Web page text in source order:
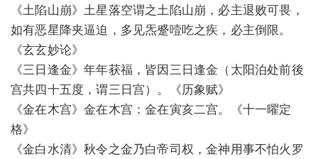
《土陷山崩》土星落空谓之土陷山崩，必主退败可畏，
如有恶星降夹逼迫，多见炁蹙噎吃之疾，必主倒限。
《玄玄妙论》
《三日逢金》年年获福，皆因三日逢金（太阳泊处前後
宫共四十五度，谓三日宫）。《历象赋》
《金在木宫》金在木宫：金在寅亥二宫。《十一曜定
格》
《金白水清》秋令之金乃白帝司权，金神用事不怕火罗